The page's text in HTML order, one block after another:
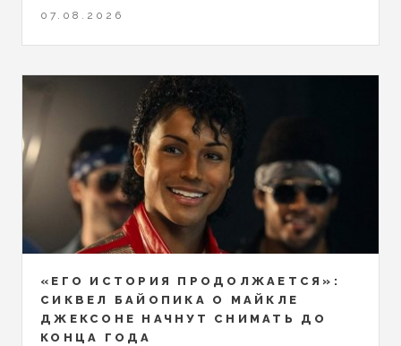
07.08.2026
«ЕГО ИСТОРИЯ ПРОДОЛЖАЕТСЯ»:
СИКВЕЛ БАЙОПИКА О МАЙКЛЕ
ДЖЕКСОНЕ НАЧНУТ СНИМАТЬ ДО
КОНЦА ГОДА